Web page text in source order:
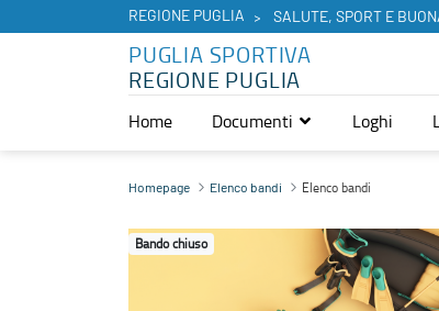
REGIONE PUGLIA SALUTE, SPORT E
PUGLIA SPORTIVA
REGIONE PUGLIA
Home Documenti Loghi
Elenco bandi - Puglia Sportiva
Homepage Elenco bandi Elenco bandi
Bando chiuso